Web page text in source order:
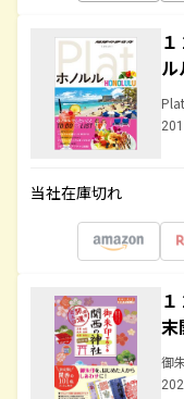
ル
Plat
当社在庫切れ
御